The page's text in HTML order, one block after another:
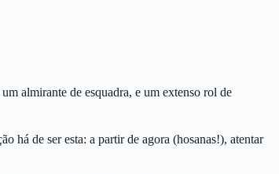
almirante de esquadra, e um extenso rol de
há de ser esta: a partir de agora (hosanas!), atentar